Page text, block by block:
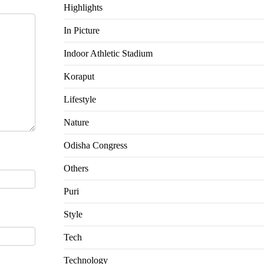
Highlights
In Picture
Indoor Athletic Stadium
Koraput
Lifestyle
Nature
Odisha Congress
Others
Puri
Style
Tech
Technology